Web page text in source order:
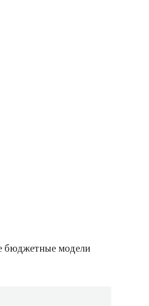
бюджетные модели